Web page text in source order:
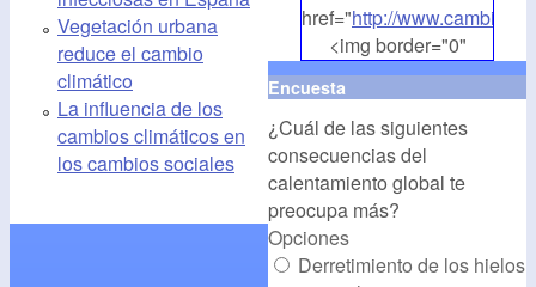
Vegetación urbana
reduce el cambio
climático
La influencia de los
cambios climáticos en
los cambios sociales
href="http://
<img border="0"
align="middle"
src="http://
alt="CambioClimatico.org"
/></a>
Encuesta
¿Cuál de las siguientes
consecuencias del
calentamiento global te
preocupa más?
Opciones
Derretimiento de los hielos